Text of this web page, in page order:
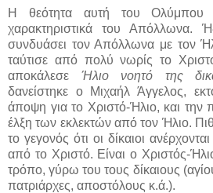
Η θεότητα αυτή του Ολύμπου
χαρακτηριστικά του Απόλλωνα.
συνδυάσει τον Απόλλωνα με τον
ταύτισε από πολύ νωρίς το
αποκάλεσε Ήλιο νοητό της
δανείστηκε ο Μιχαήλ Άγγελος,
άποψη για το Χριστό-Ήλιο, και την
έλξη των εκλεκτών από τον Ήλιο.
το γεγονός ότι οι δίκαιοι
από το Χριστό. Είναι ο Χριστός-
τρόπο, γύρω του τους δίκαιους
πατριάρχες, αποστόλους κ.ά.).